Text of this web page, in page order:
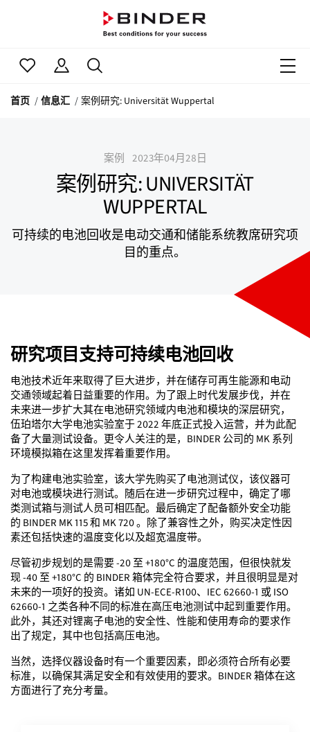
首页 信息汇 案例研究: Universität Wuppertal
案例 2023年04月28日
案例研究: UNIVERSITÄT
WUPPERTAL
可持续的电池回收是电动交通和储能系统教席研究项
目的重点。
研究项目支持可持续电池回收
电池技术近年来取得了巨大进步，并在储存可再生能源和电动
交通领域起着日益重要的作用。为了跟上时代发展步伐，并在
未来进一步扩大其在电池研究领域内电池和模块的深层研究，
伍珀塔尔大学电池实验室于 2022 年底正式投入运营，并为此配
备了大量测试设备。更令人关注的是，BINDER 公司的 MK 系列
环境模拟箱在这里发挥着重要作用。
为了构建电池实验室，该大学先购买了电池测试仪，该仪器可
对电池或模块进行测试。随后在进一步研究过程中，确定了哪
类测试箱与测试人员可相匹配。最后确定了配备额外安全功能
的 BINDER MK 115 和 MK 720 。除了兼容性之外，购买决定性因
素还包括快速的温度变化以及超宽温度带。
尽管初步规划的是需要 -20 至 +180°C 的温度范围，但很快就发
现 -40 至 +180°C 的 BINDER 箱体完全符合要求，并且很明显是对
未来的一项好的投资。诸如 UN-ECE-R100、IEC 62660-1 或 ISO
62660-1 之类各种不同的标准在高压电池测试中起到重要作用。
此外，其还对锂离子电池的安全性、性能和使用寿命的要求作
出了规定，其中也包括高压电池。
当然，选择仪器设备时有一个重要因素，即必须符合所有必要
标准，以确保其满足安全和有效使用的要求。BINDER 箱体在这
方面进行了充分考量。